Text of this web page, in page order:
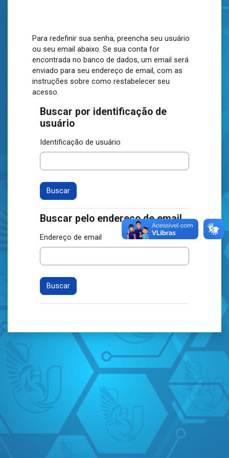
Para redefinir sua senha, preencha seu usuário
ou seu email abaixo. Se sua conta for
encontrada no banco de dados, um email será
enviado para seu endereço de email, com as
instruções sobre como restabelecer seu
acesso.
Buscar por identificação de usuário
Buscar por identificação de
usuário
Identificação de usuário
Buscar pelo endereço de email
Buscar pelo endereço de email
Endereço de email